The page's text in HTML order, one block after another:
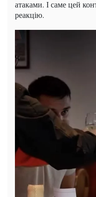
атаками. І саме цей
реакцію.